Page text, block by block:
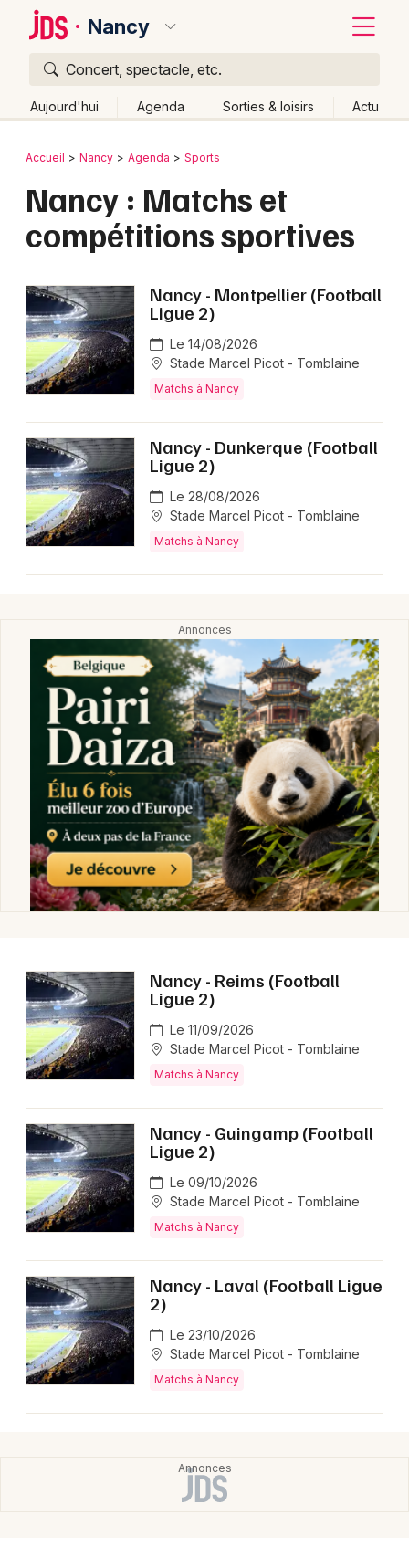
Nancy
Concert, spectacle, etc.
Aujourd'hui Agenda Sorties & loisirs Actu
Publier un événement
Activité & Expérience
Manifestations
Spectacles
Concerts
Sports
Soirées
Expos
Sorties & loisirs
Matchs en Meurthe-et-Moselle
Matchs en Lorraine
Matchs dans le Grand Est
Artistes en tournée
Actus à Nancy
Magazine à Nancy
54 - Meurthe-et-Moselle
Choisir mes départements
Mon email
Je m'abonne
Bordeaux
Colmar
Lyon
Marseille
Mulhouse
Nantes
Nice
Paris
Toutes les villes
Retour
Accueil Nancy Agenda Sports
Nancy : Matchs et
compétitions sportives
Nancy - Montpellier (Football
Ligue 2)
Le 14/08/2026
Stade Marcel Picot - Tomblaine
Matchs à Nancy
Nancy - Dunkerque (Football
Ligue 2)
Le 28/08/2026
Stade Marcel Picot - Tomblaine
Matchs à Nancy
Nancy - Reims (Football
Ligue 2)
Le 11/09/2026
Stade Marcel Picot - Tomblaine
Matchs à Nancy
Nancy - Guingamp (Football
Ligue 2)
Le 09/10/2026
Stade Marcel Picot - Tomblaine
Matchs à Nancy
Nancy - Laval (Football Ligue
2)
Le 23/10/2026
Stade Marcel Picot - Tomblaine
Matchs à Nancy
Quoi ?
Où ?
Partout
Près de moi Changer de lieu
Quand ?
Effacer les dates